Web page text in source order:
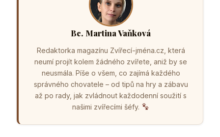
Bc. Martina Vaňková
Redaktorka magazínu Zvířecí-jména.cz, která
neumí projít kolem žádného zvířete, aniž by se
neusmála. Píše o všem, co zajímá každého
správného chovatele – od tipů na hry a zábavu
až po rady, jak zvládnout každodenní soužití s
našimi zvířecími šéfy.